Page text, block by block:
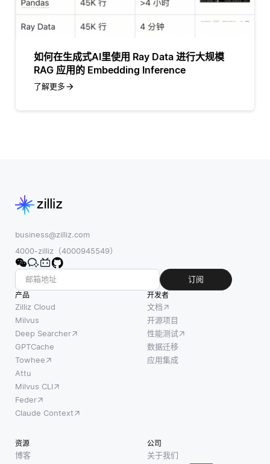
如何在生成式AI里使用 Ray Data 进行大规模
RAG 应用的 Embedding Inference
了解更多
business@zilliz.com
4000-zilliz（4000945549）
订阅
产品
Zilliz Cloud
Milvus
Deep Searcher
GPTCache
Towhee
Attu
Milvus CLI
Feder
Claude Context
开发者
文档
开源项目
性能测试
数据迁移
应用集成
资源
博客
公司
关于我们